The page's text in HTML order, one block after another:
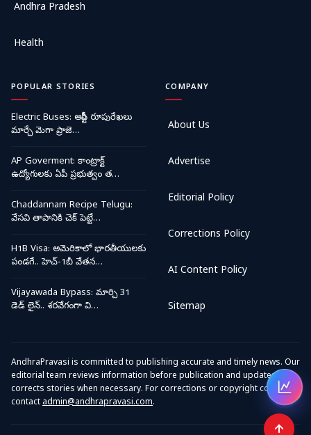
Andhra Pradesh
Health
POPULAR STORIES
Electric Buses: ఆర్టీసీ రూపురేఖలు
మార్చే మెగా ప్రాజె…
AP Goverment: కాంట్రాక్ట్
ఉద్యోగులకు ఏపీ ప్రభుత్వం త…
Chaddannam Recipe Telugu:
వేసవి తాపానికి చెక్ పెట్టే…
H1B Visa: అమెరికాలో భారతీయులకు
పండగే.. హెచ్-1బీ వేతన…
Vijayawada Bypass: మార్చి 31
డెడ్ లైన్.. శరవేగంగా వి…
COMPANY
About Us
Advertise
Editorial Policy
Corrections Policy
AI Content Policy
Sitemap
AndhraPravasi is committed to publishing accurate and timely news. Our
editorial team reviews information before publication and updates or
corrects stories when necessary. For corrections or copyright concerns,
contactadmin@andhrapravasi.com.